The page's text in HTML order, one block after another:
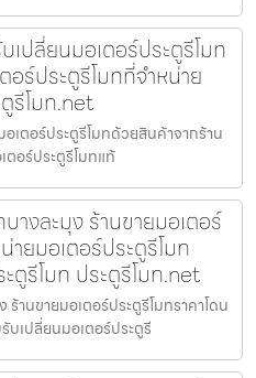
ปลี่ยนมอเตอร์ประตูรีโมท
อร์ประตูรีโมทที่จำหน่าย
รีโมท.net
เตอร์ประตูรีโมทด้วยสินค้าจากร้าน
ตอร์ประตูรีโมทแท้
างละมุง ร้านขายมอเตอร์
ายมอเตอร์ประตูรีโมท
ตูรีโมท ประตูรีโมท.net
านขายมอเตอร์ประตูรีโมทราคาโดน
บเปลี่ยนมอเตอร์ประตูรี